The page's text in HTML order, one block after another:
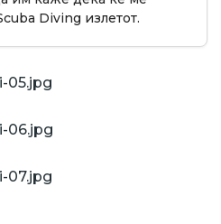
Diving излетот.